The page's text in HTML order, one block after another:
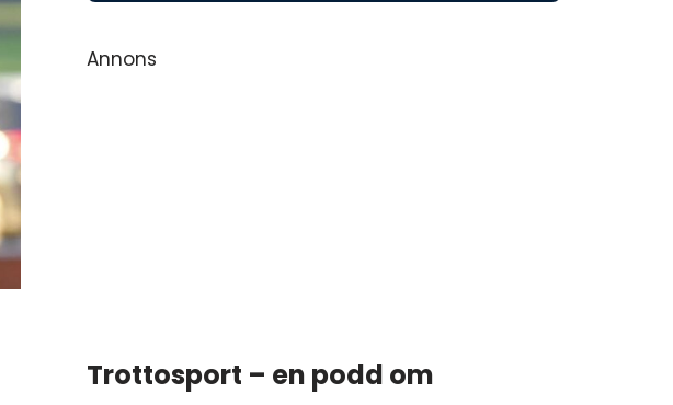
Annons
Trottosport – en podd om